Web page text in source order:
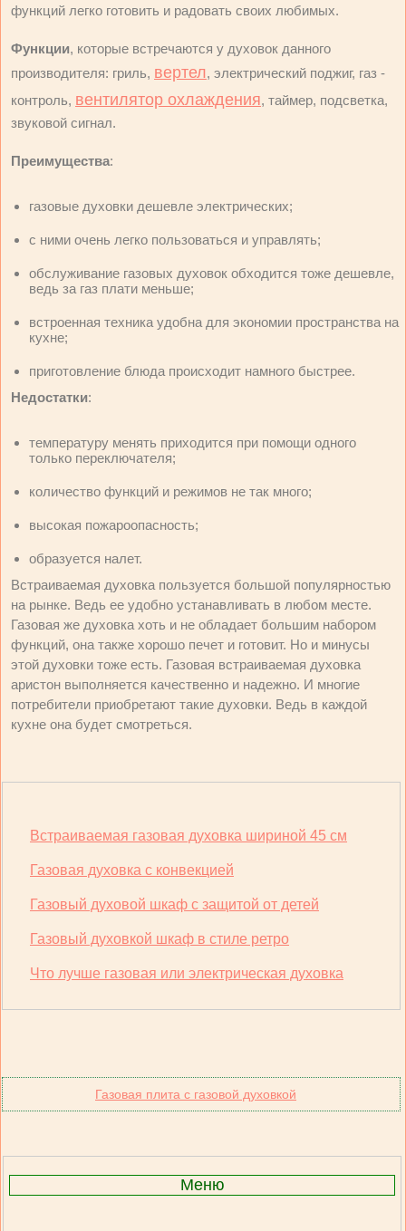
функций легко готовить и радовать своих любимых.
Функции, которые встречаются у духовок данного
производителя: гриль, вертел, электрический поджиг, газ -
контроль, вентилятор охлаждения, таймер, подсветка,
звуковой сигнал.
Преимущества:
газовые духовки дешевле электрических;
с ними очень легко пользоваться и управлять;
обслуживание газовых духовок обходится тоже дешевле,
ведь за газ плати меньше;
встроенная техника удобна для экономии пространства на
кухне;
приготовление блюда происходит намного быстрее.
Недостатки:
температуру менять приходится при помощи одного
только переключателя;
количество функций и режимов не так много;
высокая пожароопасность;
образуется налет.
Встраиваемая духовка пользуется большой популярностью
на рынке. Ведь ее удобно устанавливать в любом месте.
Газовая же духовка хоть и не обладает большим набором
функций, она также хорошо печет и готовит. Но и минусы
этой духовки тоже есть. Газовая встраиваемая духовка
аристон выполняется качественно и надежно. И многие
потребители приобретают такие духовки. Ведь в каждой
кухне она будет смотреться.
Встраиваемая газовая духовка шириной 45 см
Газовая духовка с конвекцией
Газовый духовой шкаф с защитой от детей
Газовый духовкой шкаф в стиле ретро
Что лучше газовая или электрическая духовка
Газовая плита с газовой духовкой
Меню